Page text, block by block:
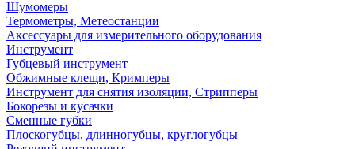
Шумомеры
Термометры, Метеостанции
Аксессуары для измерительного оборудования
Инструмент
Губцевый инструмент
Обжимные клещи, Кримперы
Инструмент для снятия изоляции, Стрипперы
Бокорезы и кусачки
Сменные губки
Плоскогубцы, длинногубцы, круглогубцы